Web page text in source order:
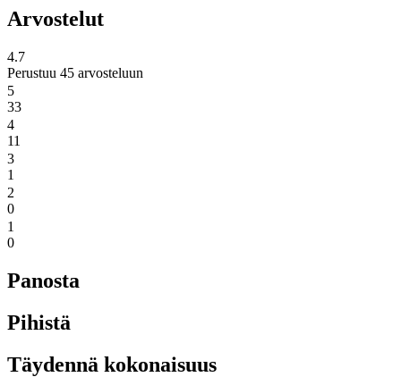
Arvostelut
4.7
Perustuu 45 arvosteluun
5
33
4
11
3
1
2
0
1
0
Panosta
Pihistä
Täydennä kokonaisuus